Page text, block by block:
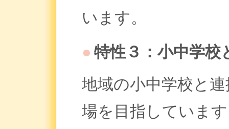
います。
● 特性３：小中学校
地域の小中学校と
場を目指していま